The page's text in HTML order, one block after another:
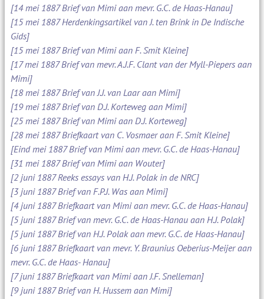
[14 mei 1887 Brief van Mimi aan mevr. G.C. de Haas-Hanau]
[15 mei 1887 Herdenkingsartikel van J. ten Brink in De Indische
Gids]
[15 mei 1887 Brief van Mimi aan F. Smit Kleine]
[17 mei 1887 Brief van mevr. A.J.F. Clant van der Myll-Piepers aan
Mimi]
[18 mei 1887 Brief van J.J. van Laar aan Mimi]
[19 mei 1887 Brief van D.J. Korteweg aan Mimi]
[25 mei 1887 Brief van Mimi aan D.J. Korteweg]
[28 mei 1887 Briefkaart van C. Vosmaer aan F. Smit Kleine]
[Eind mei 1887 Brief van Mimi aan mevr. G.C. de Haas-Hanau]
[31 mei 1887 Brief van Mimi aan Wouter]
[2 juni 1887 Reeks essays van H.J. Polak in de NRC]
[3 juni 1887 Brief van F.P.J. Was aan Mimi]
[4 juni 1887 Briefkaart van Mimi aan mevr. G.C. de Haas-Hanau]
[5 juni 1887 Brief van mevr. G.C. de Haas-Hanau aan H.J. Polak]
[5 juni 1887 Brief van H.J. Polak aan mevr. G.C. de Haas-Hanau]
[6 juni 1887 Briefkaart van mevr. Y. Braunius Oeberius-Meijer aan
mevr. G.C. de Haas- Hanau]
[7 juni 1887 Briefkaart van Mimi aan J.F. Snelleman]
[9 juni 1887 Brief van H. Hussem aan Mimi]